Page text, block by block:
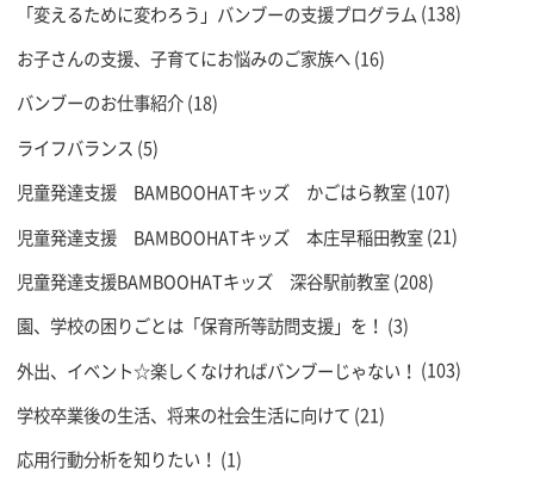
「変えるために変わろう」バンブーの支援プログラム (138)
お子さんの支援、子育てにお悩みのご家族へ(16)
バンブーのお仕事紹介(18)
ライフバランス (5)
児童発達支援 BAMBOOHATキッズ かごはら教室(107)
児童発達支援 BAMBOOHATキッズ 本庄早稲田教室(21)
児童発達支援BAMBOOHATキッズ 深谷駅前教室(208)
園、学校の困りごとは「保育所等訪問支援」を！ (3)
外出、イベント☆楽しくなければバンブーじゃない！ (103)
学校卒業後の生活、将来の社会生活に向けて (21)
応用行動分析を知りたい！ (1)